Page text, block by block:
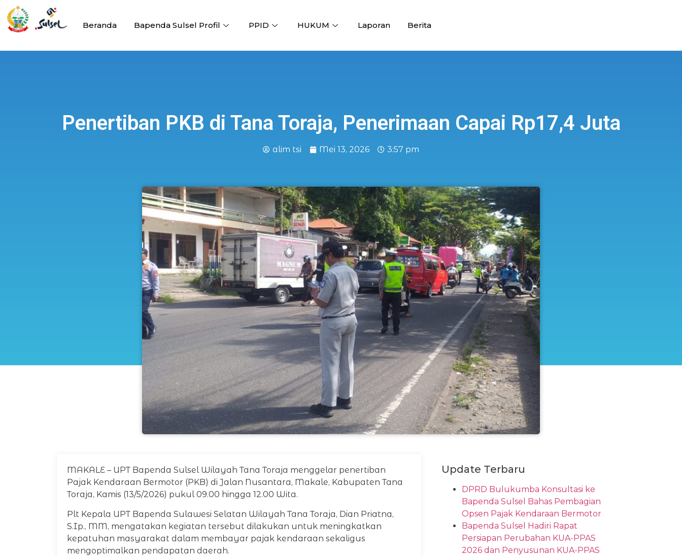
Beranda Bapenda Sulsel Profil PPID HUKUM Laporan Berita
Penertiban PKB di Tana Toraja, Penerimaan Capai Rp17,4 Juta
alim tsi Mei 13, 2026 3:57 pm
MAKALE – UPT Bapenda Sulsel Wilayah Tana Toraja menggelar penertiban
Pajak Kendaraan Bermotor (PKB) di Jalan Nusantara, Makale, Kabupaten Tana
Toraja, Kamis (13/5/2026) pukul 09.00 hingga 12.00 Wita.
Plt Kepala UPT Bapenda Sulawesi Selatan Wilayah Tana Toraja, Dian Priatna,
S.Ip., MM, mengatakan kegiatan tersebut dilakukan untuk meningkatkan
kepatuhan masyarakat dalam membayar pajak kendaraan sekaligus
mengoptimalkan pendapatan daerah.
Update Terbaru
DPRD Bulukumba Konsultasi ke
Bapenda Sulsel Bahas Pembagian
Opsen Pajak Kendaraan Bermotor
Bapenda Sulsel Hadiri Rapat
Persiapan Perubahan KUA-PPAS
2026 dan Penyusunan KUA-PPAS